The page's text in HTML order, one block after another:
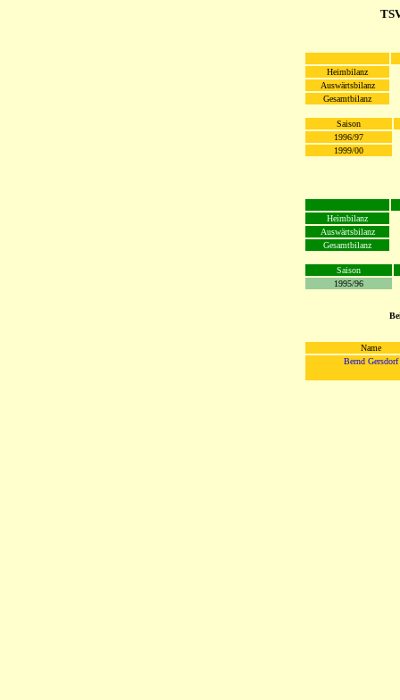
Heimbilanz
Auswärtsbilanz
Gesamtbilanz
Saison
1996/97
1999/00
Heimbilanz
Auswärtsbilanz
Gesamtbilanz
Saison
1995/96
Name
Bernd Gersdorf